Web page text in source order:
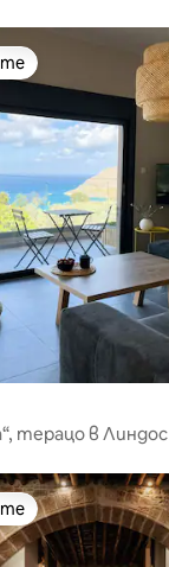
терацо в Линдос